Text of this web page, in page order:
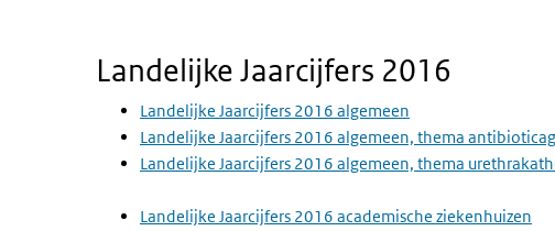
Landelijke Jaarcijfers 2016
Landelijke Jaarcijfers 2016 algemeen
Landelijke Jaarcijfers 2016 algemeen, thema
Landelijke Jaarcijfers 2016 algemeen, thema
Landelijke Jaarcijfers 2016 academische ziekenhuizen